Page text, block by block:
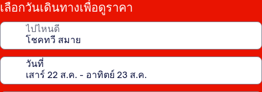
เลือกวันเดินทางเพื่อดูราคา
ไปไหนดี
วันที่